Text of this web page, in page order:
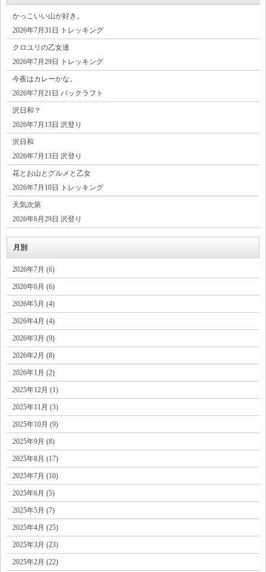
かっこいい山が好き。
2026年7月31日 トレッキング
クロユリの乙女達
2026年7月29日 トレッキング
今夜はカレーかな。
2026年7月21日 パックラフト
沢日和？
2026年7月13日 沢登り
沢日和
2026年7月13日 沢登り
花とお山とグルメと乙女
2026年7月10日 トレッキング
天気次第
2026年6月29日 沢登り
月別
2026年7月 (6)
2026年6月 (6)
2026年5月 (4)
2026年4月 (4)
2026年3月 (9)
2026年2月 (8)
2026年1月 (2)
2025年12月 (1)
2025年11月 (3)
2025年10月 (9)
2025年9月 (8)
2025年8月 (17)
2025年7月 (10)
2025年6月 (5)
2025年5月 (7)
2025年4月 (25)
2025年3月 (23)
2025年2月 (22)